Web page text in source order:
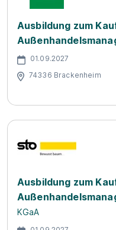
Ausbildung zum
01.09.2027
74336 Brackenheim
Ausbildung zum
KGaA